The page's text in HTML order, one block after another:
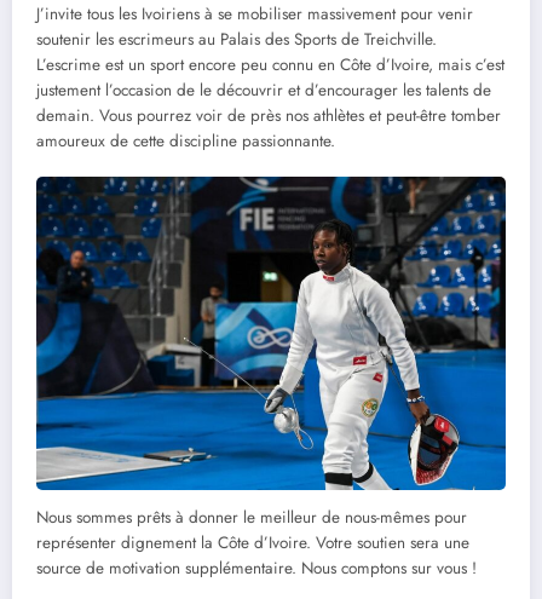
J’invite tous les Ivoiriens à se mobiliser massivement pour venir
soutenir les escrimeurs au Palais des Sports de Treichville.
L’escrime est un sport encore peu connu en Côte d’Ivoire, mais c’est
justement l’occasion de le découvrir et d’encourager les talents de
demain. Vous pourrez voir de près nos athlètes et peut-être tomber
amoureux de cette discipline passionnante.
Nous sommes prêts à donner le meilleur de nous-mêmes pour
représenter dignement la Côte d’Ivoire. Votre soutien sera une
source de motivation supplémentaire. Nous comptons sur vous !